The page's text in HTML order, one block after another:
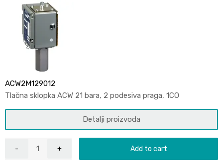
ACW2M129012
Tlačna sklopka ACW 21 bara, 2 podesiva praga, 1CO
Detalji proizvoda
Add to cart